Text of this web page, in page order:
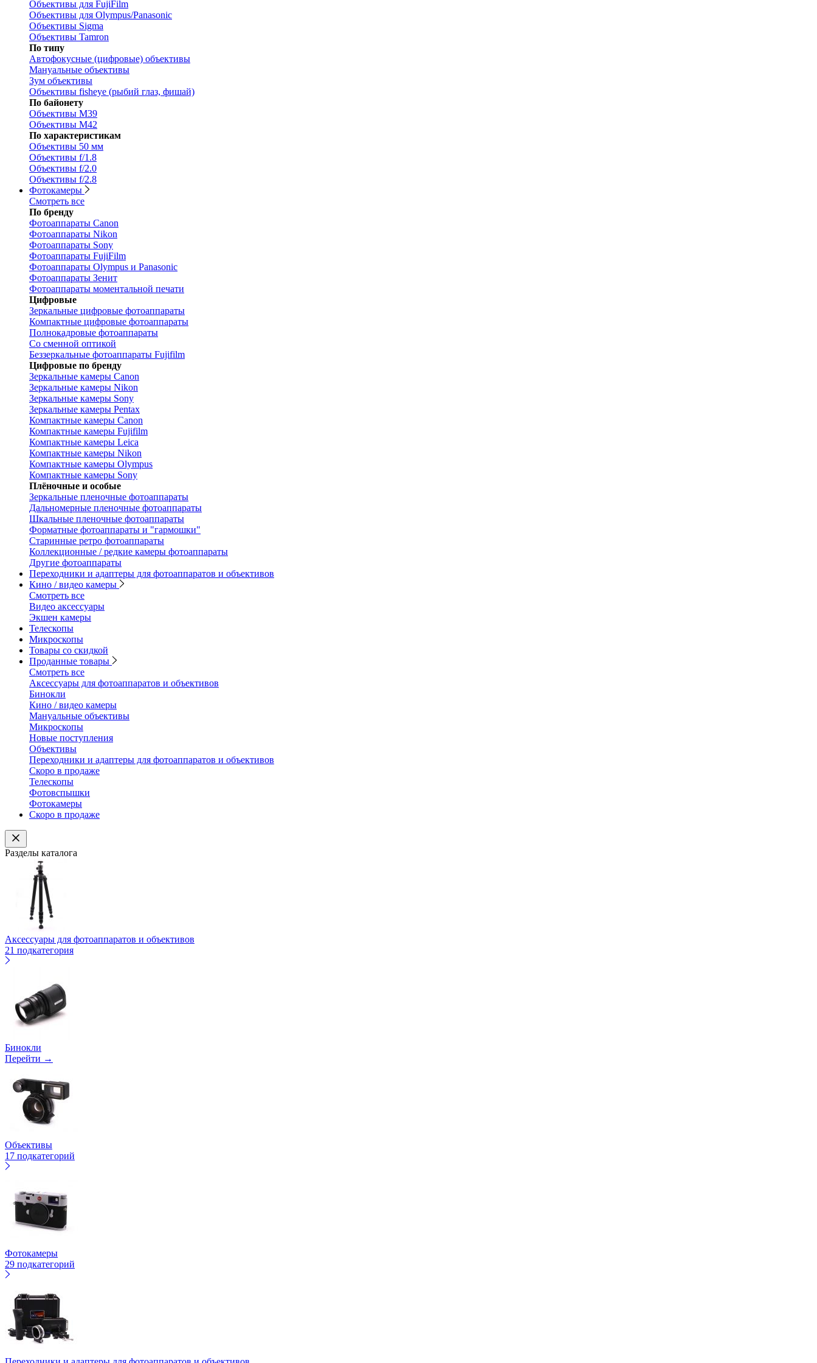
Объективы для FujiFilm
Объективы для Olympus/Panasonic
Объективы Sigma
Объективы Tamron
По типу
Автофокусные (цифровые) объективы
Мануальные объективы
Зум объективы
Объективы fisheye (рыбий глаз, фишай)
По байонету
Объективы M39
Объективы M42
По характеристикам
Объективы 50 мм
Объективы f/1.8
Объективы f/2.0
Объективы f/2.8
Фотокамеры
Смотреть все
По бренду
Фотоаппараты Canon
Фотоаппараты Nikon
Фотоаппараты Sony
Фотоаппараты FujiFilm
Фотоаппараты Olympus и Panasonic
Фотоаппараты Зенит
Фотоаппараты моментальной печати
Цифровые
Зеркальные цифровые фотоаппараты
Компактные цифровые фотоаппараты
Полнокадровые фотоаппараты
Со сменной оптикой
Беззеркальные фотоаппараты Fujifilm
Цифровые по бренду
Зеркальные камеры Canon
Зеркальные камеры Nikon
Зеркальные камеры Sony
Зеркальные камеры Pentax
Компактные камеры Canon
Компактные камеры Fujifilm
Компактные камеры Leica
Компактные камеры Nikon
Компактные камеры Olympus
Компактные камеры Sony
Плёночные и особые
Зеркальные пленочные фотоаппараты
Дальномерные пленочные фотоаппараты
Шкальные пленочные фотоаппараты
Форматные фотоаппараты и "гармошки"
Старинные ретро фотоаппараты
Коллекционные / редкие камеры фотоаппараты
Другие фотоаппараты
Переходники и адаптеры для фотоаппаратов и объективов
Кино / видео камеры
Смотреть все
Видео аксессуары
Экшен камеры
Телескопы
Микроскопы
Товары со скидкой
Проданные товары
Смотреть все
Аксессуары для фотоаппаратов и объективов
Бинокли
Кино / видео камеры
Мануальные объективы
Микроскопы
Новые поступления
Объективы
Переходники и адаптеры для фотоаппаратов и объективов
Скоро в продаже
Телескопы
Фотовспышки
Фотокамеры
Скоро в продаже
Разделы каталога
Аксессуары для фотоаппаратов и объективов
21 подкатегория
Бинокли
Перейти →
Объективы
17 подкатегорий
Фотокамеры
29 подкатегорий